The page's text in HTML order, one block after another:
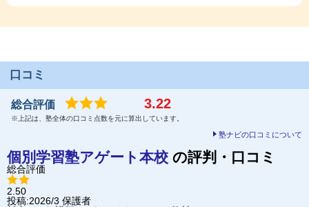
口コミ
総合評価 3.22
※上記は、塾全体の口コミ点数を元に算出しています。
塾ナビの口コミについて
個別学習塾アゲート 本校 の評判・口コミ
総合評価
2.50
投稿:2026/3 保護者